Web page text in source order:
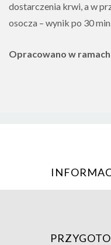
dostarczenia krwi, a w
osocza – wynik po 30
Opracowano w